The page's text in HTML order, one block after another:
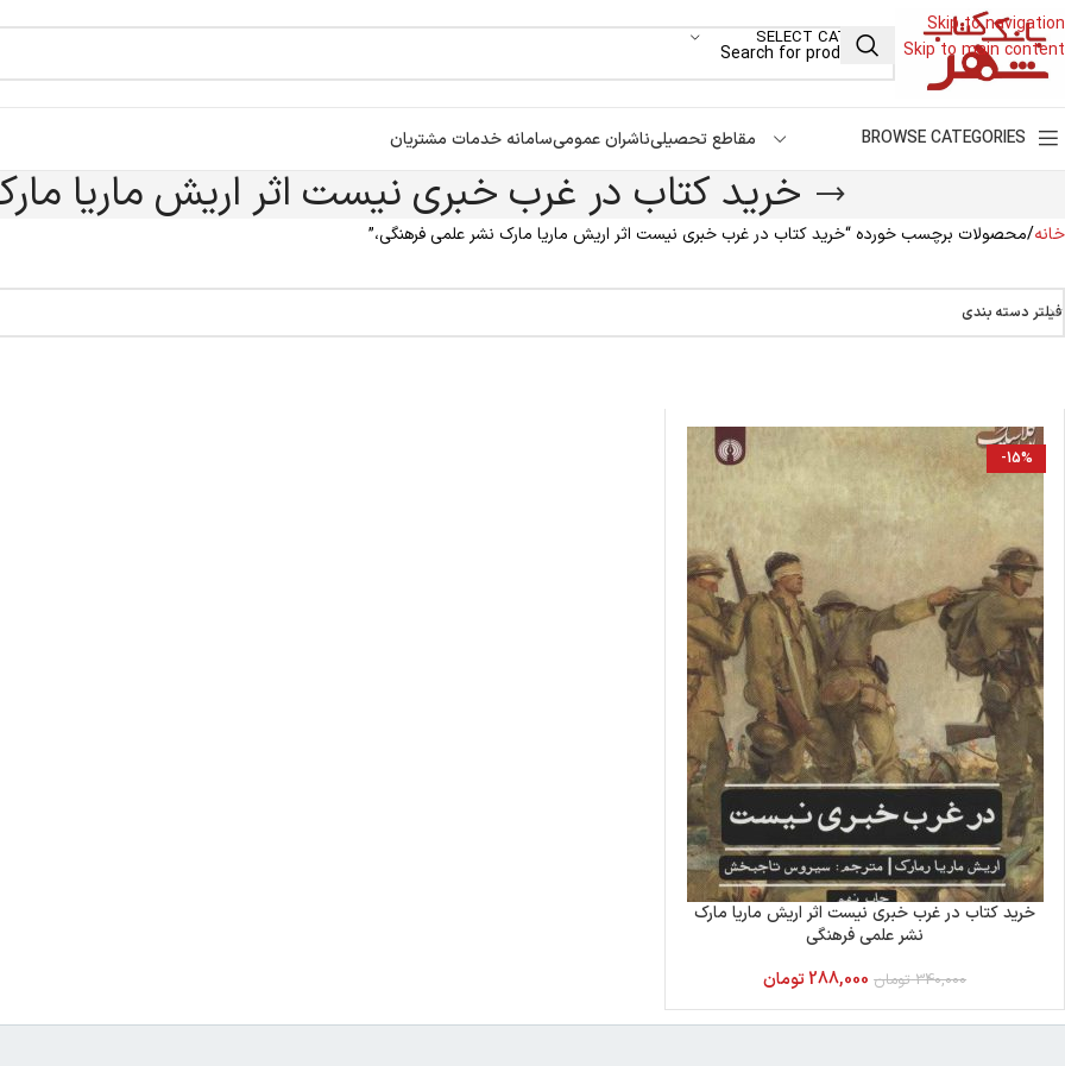
Skip to navigation
Skip to main content
SELECT CATEGORY
BROWSE CATEGORIES مقاطع تحصیلیناشران عمومیسامانه خدمات مشتریان
خرید کتاب در غرب خبری نیست اثر اریش ماریا
خانه محصولات برچسب خورده “خرید کتاب در غرب خبری نیست اثر اریش ماریا مارک نشر علمی فرهنگی،”
فیلتر دسته بندی
-15%
خرید کتاب در غرب خبری نیست اثر اریش ماریا مارک
نشر علمی فرهنگی
340,000 تومان 288,000تومان